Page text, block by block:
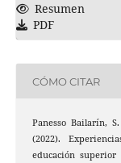
Resumen
PDF
CÓMO CITAR
Panesso Bailarín,
(2022).
educación